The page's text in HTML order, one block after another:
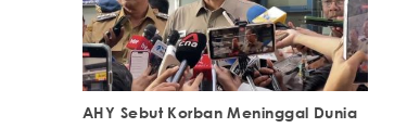
AHY Sebut Korban Meninggal Dunia